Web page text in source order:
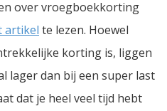
over vroegboekkorting
artikel te lezen. Hoewel
korting is, liggen
lager dan bij een super last
dat je heel veel tijd hebt